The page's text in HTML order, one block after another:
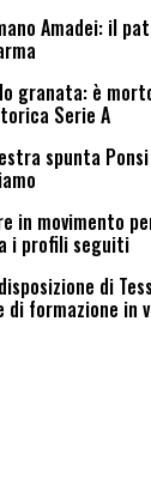
Amadei: il
granata: è
Serie A
spunta
in movimento
i profili seguiti
di
di formazione in